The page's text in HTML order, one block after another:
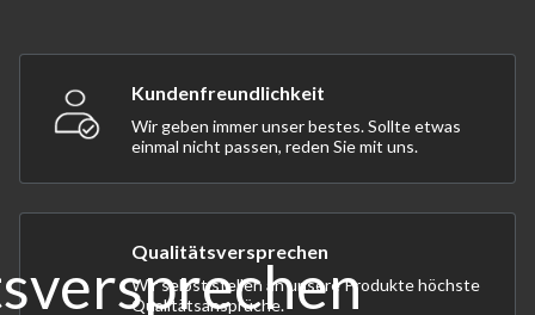
Kundenfreundlichkeit
Wir geben immer unser bestes. Sollte etwas
einmal nicht passen, reden Sie mit uns.
Qualitätsversprechen
Wir selbst stellen an unsere Produkte höchste
Qualitätsansprüche.